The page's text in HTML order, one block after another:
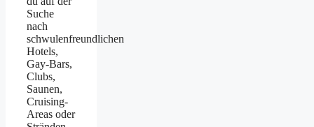
Suche
nach
schwulenfreundlichen
Hotels,
Gay-Bars,
Clubs,
Saunen,
Cruising-
Areas oder